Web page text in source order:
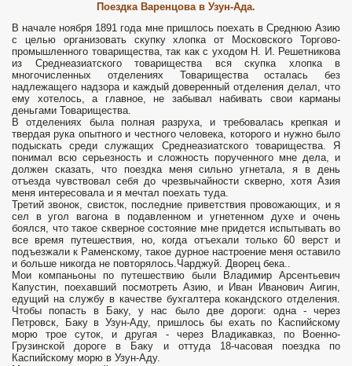
Поездка Варенцова в Узун-Ада.
В начале ноября 1891 года мне пришлось поехать в Среднюю Азию
с целью организовать скупку хлопка от Московского Торгово-
промышленного товарищества, так как с уходом Н. И. Решетникова
из Среднеазиатского товарищества вся скупка хлопка в
многочисленных отделениях Товарищества осталась без
надлежащего надзора и каждый доверенный отделения делал, что
ему хотелось, а главное, не забывал набивать свои карманы
деньгами Товарищества.
В отделениях была полная разруха, и требовалась крепкая и
твердая рука опытного и честного человека, которого и нужно было
подыскать среди служащих Среднеазиатского товарищества. Я
понимал всю серьезность и сложность порученного мне дела, и
должен сказать, что поездка меня сильно угнетала, я в день
отъезда чувствовал себя до чрезвычайности скверно, хотя Азия
меня интересовала и я мечтал поехать туда.
Третий звонок, свисток, последние приветствия провожающих, и я
сел в угол вагона в подавленном и угнетенном духе и очень
боялся, что такое скверное состояние мне придется испытывать во
все время путешествия, но, когда отъехали только 60 верст и
подъезжали к Раменскому, такое дурное настроение меня оставило
и больше никогда не повторялось.Чарджуй. Дворец бека..
Мои компаньоны по путешествию были Владимир Арсентьевич
Капустин, поехавший посмотреть Азию, и Иван Иванович Аигин,
едущий на службу в качестве бухгалтера кокандского отделения.
Чтобы попасть в Баку, у нас было две дороги: одна - через
Петровск, Баку в Узун-Аду, пришлось бы ехать по Каспийскому
морю трое суток, и другая - через Владикавказ, по Военно-
Грузинской дороге в Баку и оттуда 18-часовая поездка по
Каспийскому морю в Узун-Аду.